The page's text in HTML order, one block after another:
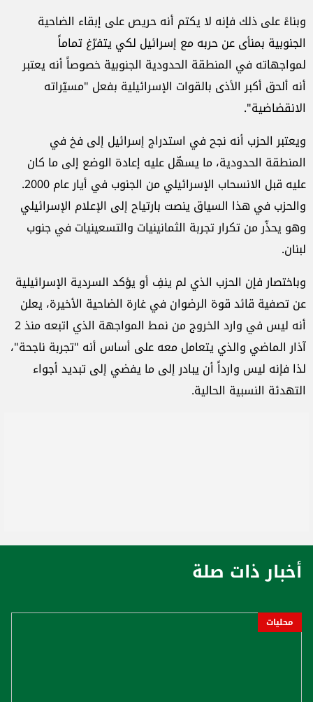
وبناءً على ذلك فإنه لا يكتم أنه حريص على إبقاء الضاحية
الجنوبية بمنأى عن حربه مع إسرائيل لكي يتفرّغ تماماً
لمواجهاته في المنطقة الحدودية الجنوبية خصوصاً أنه يعتبر
أنه ألحق أكبر الأذى بالقوات الإسرائيلية بفعل "مسيّراته
الانقضاضية".
ويعتبر الحزب أنه نجح في استدراج إسرائيل إلى فخ في
المنطقة الحدودية، ما يسهّل عليه إعادة الوضع إلى ما كان
عليه قبل الانسحاب الإسرائيلي من الجنوب في أيار عام 2000.
والحزب في هذا السياق ينصت بارتياح إلى الإعلام الإسرائيلي
وهو يحذّر من تكرار تجربة الثمانينيات والتسعينيات في جنوب
لبنان.
وباختصار فإن الحزب الذي لم ينفِ أو يؤكد السردية الإسرائيلية
عن تصفية قائد قوة الرضوان في غارة الضاحية الأخيرة، يعلن
أنه ليس في وارد الخروج من نمط المواجهة الذي اتبعه منذ 2
آذار الماضي والذي يتعامل معه على أساس أنه "تجربة ناجحة"،
لذا فإنه ليس وارداً أن يبادر إلى ما يفضي إلى تبديد أجواء
التهدئة النسبية الحالية.
أخبار ذات صلة
محليات